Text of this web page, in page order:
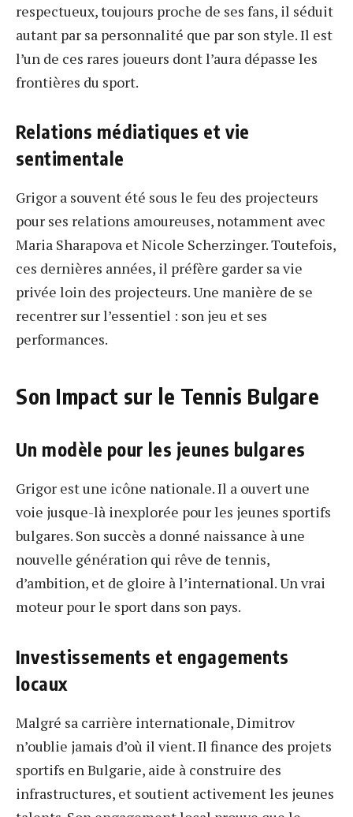
respectueux, toujours proche de ses fans, il séduit
autant par sa personnalité que par son style. Il est
l’un de ces rares joueurs dont l’aura dépasse les
frontières du sport.
Relations médiatiques et vie
sentimentale
Grigor a souvent été sous le feu des projecteurs
pour ses relations amoureuses, notamment avec
Maria Sharapova et Nicole Scherzinger. Toutefois,
ces dernières années, il préfère garder sa vie
privée loin des projecteurs. Une manière de se
recentrer sur l’essentiel : son jeu et ses
performances.
Son Impact sur le Tennis Bulgare
Un modèle pour les jeunes bulgares
Grigor est une icône nationale. Il a ouvert une
voie jusque-là inexplorée pour les jeunes sportifs
bulgares. Son succès a donné naissance à une
nouvelle génération qui rêve de tennis,
d’ambition, et de gloire à l’international. Un vrai
moteur pour le sport dans son pays.
Investissements et engagements
locaux
Malgré sa carrière internationale, Dimitrov
n’oublie jamais d’où il vient. Il finance des projets
sportifs en Bulgarie, aide à construire des
infrastructures, et soutient activement les jeunes